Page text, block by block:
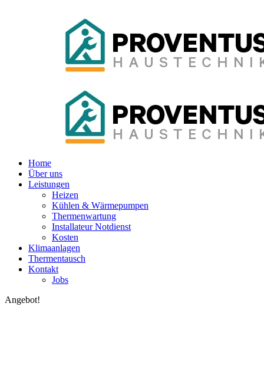
Home
Über uns
Leistungen
Heizen
Kühlen & Wärmepumpen
Thermenwartung
Installateur Notdienst
Kosten
Klimaanlagen
Thermentausch
Kontakt
Jobs
Angebot!